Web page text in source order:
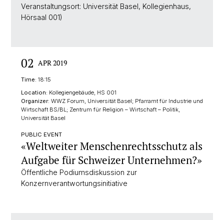
Veranstaltungsort: Universität Basel, Kollegienhaus,
Hörsaal 001)
02 APR 2019
Time: 18:15
Location: Kollegiengebäude, HS 001
Organizer: WWZ Forum, Universität Basel; Pfarramt für Industrie und
Wirtschaft BS/BL; Zentrum für Religion – Wirtschaft – Politik,
Universität Basel
PUBLIC EVENT
«Weltweiter Menschenrechtsschutz als
Aufgabe für Schweizer Unternehmen?»
Öffentliche Podiumsdiskussion zur
Konzernverantwortungsinitiative